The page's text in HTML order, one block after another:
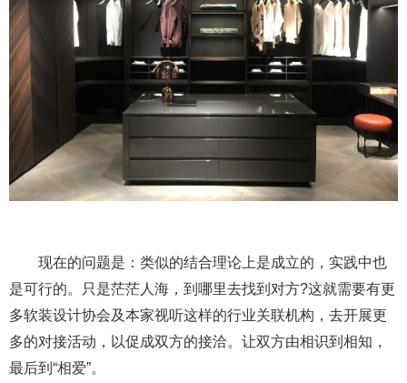
现在的问题是：类似的结合理论上是成立的，实践中也
是可行的。只是茫茫人海，到哪里去找到对方?这就需要有更
多软装设计协会及本家视听这样的行业关联机构，去开展更
多的对接活动，以促成双方的接洽。让双方由相识到相知，
最后到“相爱”。